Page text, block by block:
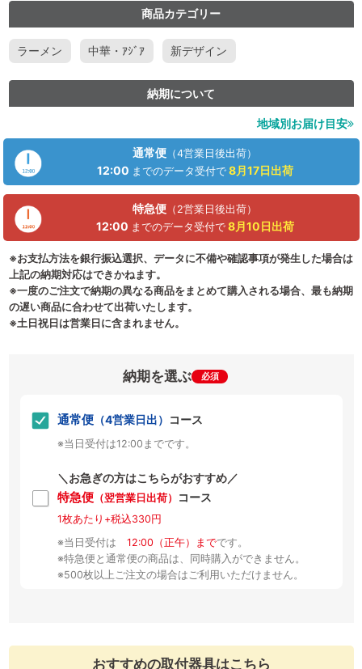
商品カテゴリー
ラーメン 中華・ｱｼﾞｱ 新デザイン
納期について
地域別お届け目安
通常便 （4営業日後出荷）
12:00 までのデータ受付で 8月17日出荷
特急便 （2営業日後出荷）
12:00 までのデータ受付で 8月10日 出荷
※お支払方法を銀行振込選択、データに不備や確認事項が発生した場合は
上記の納期対応はできかねます。
※一度のご注文で納期の異なる商品をまとめて購入される場合、最も納期
の遅い商品に合わせて出荷いたします。
※土日祝日は営業日に含まれません。
納期を選ぶ 必須
通常便（4営業日出） コース
※当日受付は12:00までです。
＼お急ぎの方はこちらがおすすめ／
特急便 （翌営業日出荷） コース
1枚あたり+税込330円
※当日受付は 12:00（正午）までです。
※特急便と通常便の商品は、同時購入ができません。
※500枚以上ご注文の場合はご利用いただけません。
おすすめの取付器具はこちら